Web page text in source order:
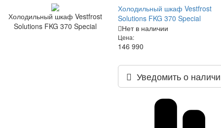
Холодильный шкаф Vestfrost
Solutions FKG 370 Special
Холодильный шкаф Vestfrost
Solutions FKG 370 Special
Нет в наличии
Цена:
146 990
Уведомить о